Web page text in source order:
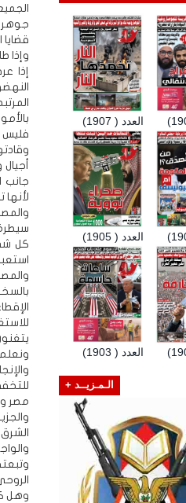
قضايا
وإذا
إذا
فليس
جانب
كل
مصر
وهل
العدد ( 1907)
العدد ( 1905)
العدد ( 1903)
الـمـزيــد +